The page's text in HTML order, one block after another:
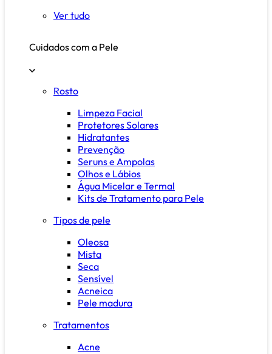
Ver tudo
Cuidados com a Pele
Rosto
Limpeza Facial
Protetores Solares
Hidratantes
Prevenção
Seruns e Ampolas
Olhos e Lábios
Água Micelar e Termal
Kits de Tratamento para Pele
Tipos de pele
Oleosa
Mista
Seca
Sensível
Acneica
Pele madura
Tratamentos
Acne